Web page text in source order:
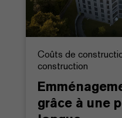
Coûts de
construction
grâce à une